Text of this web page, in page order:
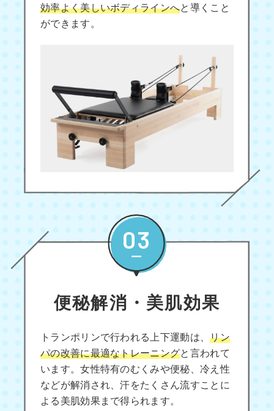
効率よく美しいボディラインへと導くこと
ができます。
03
便秘解消・美肌効果
トランポリンで行われる上下運動は、リン
パの改善に最適なトレーニングと言われて
います。女性特有のむくみや便秘、冷え性
などが解消され、汗をたくさん流すことに
よる美肌効果まで得られます。